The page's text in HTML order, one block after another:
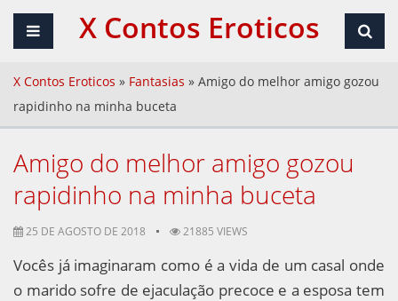
X Contos Eroticos
X Contos Eroticos » Fantasias » Amigo do melhor amigo gozou
rapidinho na minha buceta
Amigo do melhor amigo gozou
rapidinho na minha buceta
25 DE AGOSTO DE 2018 21885 VIEWS
Vocês já imaginaram como é a vida de um casal onde
o marido sofre de ejaculação precoce e a esposa tem